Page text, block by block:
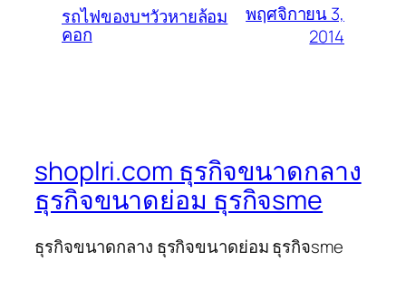
รถไฟของบฯวัวหายล้อม
คอก
พฤศจิกายน 3,
2014
shoplri.com ธุรกิจขนาดกลาง
ธุรกิจขนาดย่อม ธุรกิจsme
ธุรกิจขนาดกลาง ธุรกิจขนาดย่อม ธุรกิจsme